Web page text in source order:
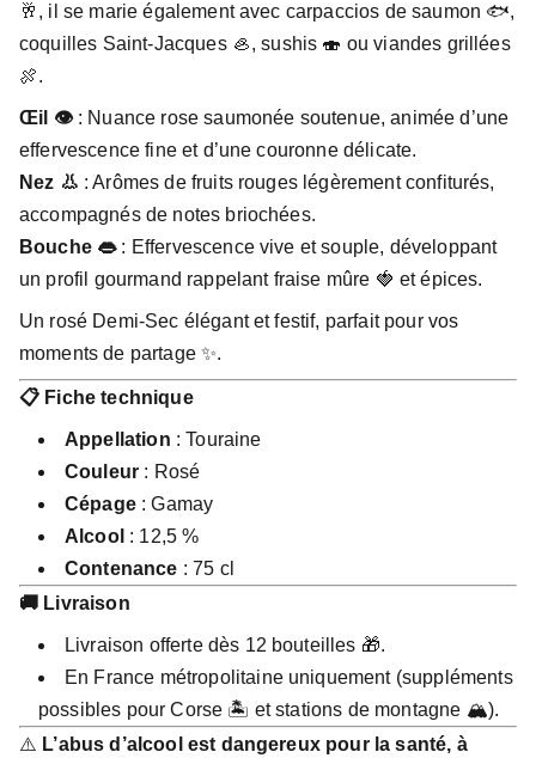
🥂, il se marie également avec carpaccios de saumon 🐟,
coquilles Saint-Jacques 🦪, sushis 🍣 ou viandes grillées
🍖.
Œil 👁️: Nuance rose saumonée soutenue, animée d’une
effervescence fine et d’une couronne délicate.
Nez 👃 : Arômes de fruits rouges légèrement confiturés,
accompagnés de notes briochées.
Bouche 👄: Effervescence vive et souple, développant
un profil gourmand rappelant fraise mûre 🍓 et épices.
Un rosé Demi-Sec élégant et festif, parfait pour vos
moments de partage ✨.
📋 Fiche technique
Appellation : Touraine
Couleur : Rosé
Cépage: Gamay
Alcool : 12,5 %
Contenance : 75 cl
🚚 Livraison
Livraison offerte dès 12 bouteilles 🎁.
En France métropolitaine uniquement (suppléments
possibles pour Corse 🏝️ et stations de montagne 🏔️).
⚠️ L’abus d’alcool est dangereux pour la santé, à